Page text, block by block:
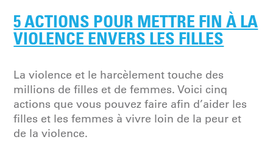
5 ACTIONS POUR METTRE FIN À LA
VIOLENCE ENVERS LES FILLES
La violence et le harcèlement touche des
millions de filles et de femmes. Voici cinq
actions que vous pouvez faire afin d’aider les
filles et les femmes à vivre loin de la peur et
de la violence.